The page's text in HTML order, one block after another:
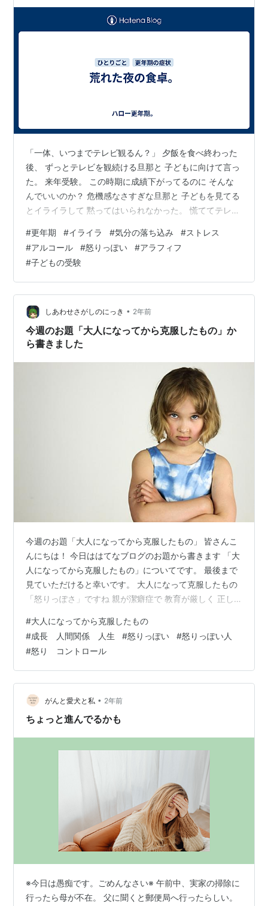
「一体、いつまでテレビ観るん？」 夕飯を食べ終わった
後、 ずっとテレビを観続ける旦那と 子どもに向けて言っ
た。 来年受験。 この時期に成績下がってるのに そんな
んでいいのか？ 危機感なさすぎな旦那と 子どもを見てる
とイライラして 黙ってはいられなかった。 慌ててテレビ
と もう止まらず、 今までの不満が口から突いて 出るわ
出るわ。。 勉強に関係ない事まで 言い出してしまい、
さすがに旦那が反論。 「子どもが勉強してる時に そんな
事言わなくてもいいだろう！」 確かにそうだ。 子どもの
前で持ち出すべきではない 夫婦間の話までしてしまった
から、 旦…
#更年期 #イライラ #気分の落ち込み #ストレス
#アルコール #怒りっぽい #アラフィフ
#子どもの受験
しあわせさがしのにっき • 2年前
今週のお題「大人になってから克服したもの」か
ら書きました
今週のお題「大人になってから克服したもの」 皆さんこ
んにちは！ 今日ははてなブログのお題から書きます 「大
人になってから克服したもの」についてです。 最後まで
見ていただけると幸いです。 大人になって克服したもの
「怒りっぽさ」ですね 親が潔癖症で 教育が厳しく 正し
も 他人がミリずれても 怒ったりイライラしたりでした。
他人と正しい正しくないでぶつかるわ 自分が正しくない
と怒るわ、嘆くわという感じで…。 昔は アニメに出てく
る風紀委員長のような 性格でした。 真面目も行き過ぎる
とこうなるわけで… 社会に出て 正義を振りかざして 見事
におられて…
#大人になってから克服したもの
#成長 人間関係 人生 #怒りっぽい #怒りっぽい人
#怒り コントロール
がんと愛犬と私 • 2年前
ちょっと進んでるかも
※今日は愚痴です。ごめんなさい※ 午前中、実家の掃除に
行ったら母が不在。 父に聞くと郵便局へ行ったらしい。